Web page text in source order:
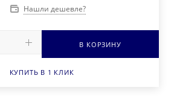
Нашли дешевле?
В КОРЗИНУ
КУПИТЬ В 1 КЛИК